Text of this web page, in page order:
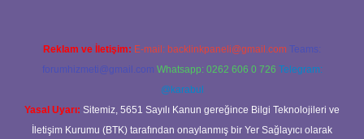
Reklam ve İletişim: E-mail: backlinkpaneli@gmail.com Teams:
forumhizmeti@gmail.com Whatsapp: 0262 606 0 726 Telegram:
@karabul
Yasal Uyarı: Sitemiz, 5651 Sayılı Kanun gereğince Bilgi Teknolojileri ve
İletişim Kurumu (BTK) tarafından onaylanmış bir Yer Sağlayıcı olarak